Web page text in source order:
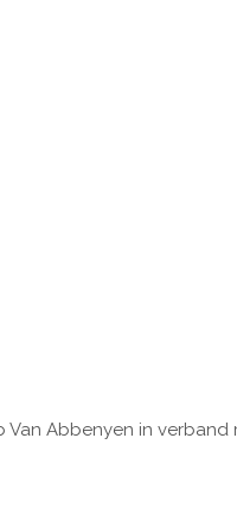
Van Abbenyen in